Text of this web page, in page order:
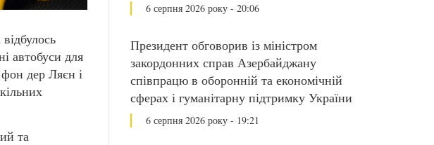
6 серпня 2026 року - 20:06
Президент обговорив із міністром
закордонних справ Азербайджану
співпрацю в оборонній та економічній
сферах і гуманітарну підтримку України
6 серпня 2026 року - 19:21
автобуси для
дер Ляєн і
та